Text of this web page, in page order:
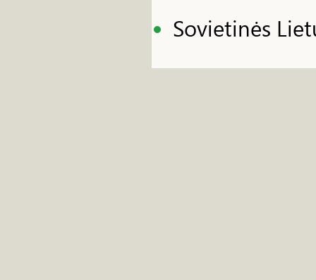
Sovietinės